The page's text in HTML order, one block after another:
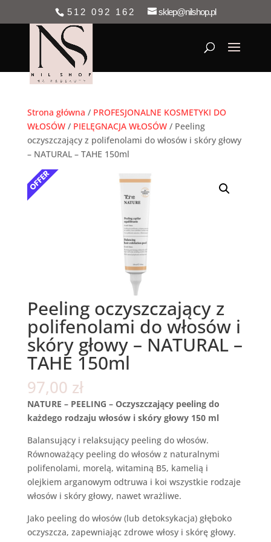
512 092 162 sklep@nilshop.pl
Strona główna / PROFESJONALNE KOSMETYKI DO
WŁOSÓW/ PIELĘGNACJA WŁOSÓW/ Peeling
oczyszczający z polifenolami do włosów i skóry głowy
– NATURAL – TAHE 150ml
Peeling oczyszczający z
polifenolami do włosów i
skóry głowy – NATURAL –
TAHE 150ml
97,00 zł
NATURE – PEELING – Oczyszczający peeling do
każdego rodzaju włosów i skóry głowy 150 ml
Balansujący i relaksujący peeling do włosów.
Równoważący peeling do włosów z naturalnymi
polifenolami, morelą, witaminą B5, kamelią i
olejkiem arganowym odtruwa i koi wszystkie rodzaje
włosów i skóry głowy, nawet wrażliwe.
Jako peeling do włosów (lub detoksykacja) głęboko
oczyszcza, zapewniając zdrowe włosy i skórę głowy.